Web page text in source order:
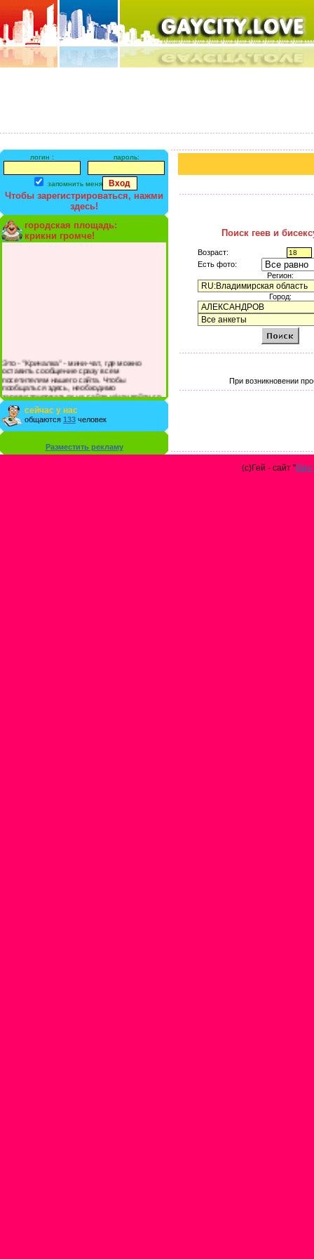
логин : пароль:
запомнить меня
Чтобы зарегистрироваться, нажми
здесь!
городская площадь:
крикни громче!
Это - "Кричалка" - мини-чат, где можно
оставить сообщение сразу всем
посетителям нашего сайта. Чтобы
пообщаться здесь, необходимо
зарегистрироваться на сайте и/или войти со
своими логином и паролем.
сейчас у нас
общаются 133 человек
Разместить рекламу
Поиск геев и
Возраст:
Есть фото:
Регион:
Город:
При возникновении
(с)Гей - сайт "Gay